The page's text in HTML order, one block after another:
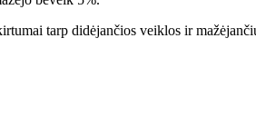
tarp didėjančios veiklos ir